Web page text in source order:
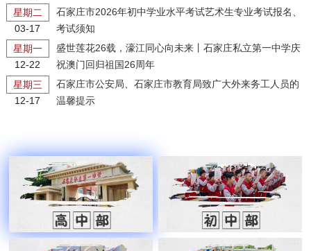
星期二
03-17
石家庄市2026年初中学业水平考试艺术生专业考试报名、
考试须知
星期一
12-22
盛世莲花26载，濠江同心向未来丨石家庄私立第一中学庆
祝澳门回归祖国26周年
星期三
12-17
石家庄市公安局、石家庄市教育局致广大外来务工人员的
温馨提示